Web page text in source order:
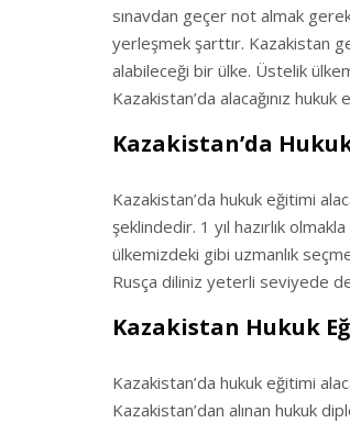
sınavdan geçer not almak
yerleşmek şarttır. Kazakistan
alabileceği bir ülke. Üstelik
Kazakistan’da alacağınız
Kazakistan’da
Kazakistan’da hukuk eğitimi
şeklindedir. 1 yıl hazırlık
ülkemizdeki gibi uzmanlık
Rusça diliniz yeterli seviyede
Kazakistan Hukuk
Kazakistan’da hukuk eğitimi
Kazakistan’dan alınan hukuk